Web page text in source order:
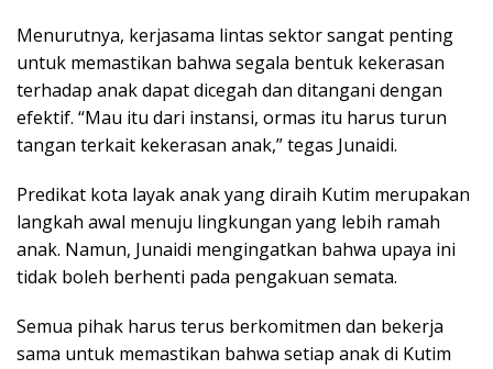
Menurutnya, kerjasama lintas sektor sangat penting
untuk memastikan bahwa segala bentuk kekerasan
terhadap anak dapat dicegah dan ditangani dengan
efektif. “Mau itu dari instansi, ormas itu harus turun
tangan terkait kekerasan anak,” tegas Junaidi.
Predikat kota layak anak yang diraih Kutim merupakan
langkah awal menuju lingkungan yang lebih ramah
anak. Namun, Junaidi mengingatkan bahwa upaya ini
tidak boleh berhenti pada pengakuan semata.
Semua pihak harus terus berkomitmen dan bekerja
sama untuk memastikan bahwa setiap anak di Kutim